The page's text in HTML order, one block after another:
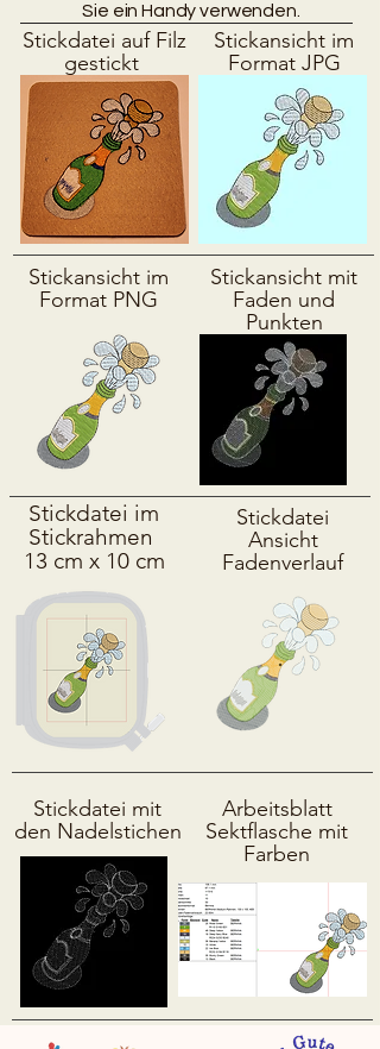
Sie ein Handy verwenden.
Stickdatei auf Filz
gestickt
Stickansicht im
Format JPG
Stickansicht im
Format PNG
Stickansicht mit
Faden und
Punkten
Stickdatei im
Stickrahmen
13 cm x 10 cm
Stickdatei
Ansicht
Fadenverlauf
Stickdatei mit
den Nadelstichen
Arbeitsblatt
Sektflasche mit
Farben